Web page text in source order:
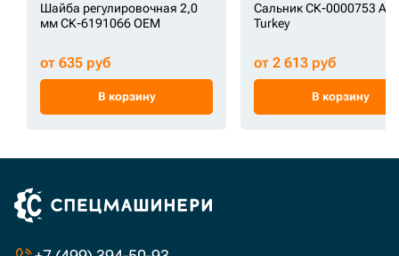
Шайба регулировочная 2,0
мм СК-6191066 OEM
от 635 руб
В корзину
Сальник СК-0000753
Turkey
от 2 613 руб
В корзину